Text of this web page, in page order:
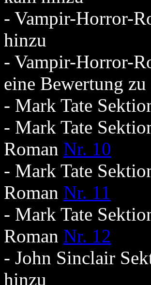
- Vampir-Horror-
hinzu
- Vampir-Horror-
eine Bewertung
- Mark Tate
- Mark Tate
Roman Nr. 10
- Mark Tate
Roman Nr. 11
- Mark Tate
Roman Nr. 12
- John Sinclair
hinzu